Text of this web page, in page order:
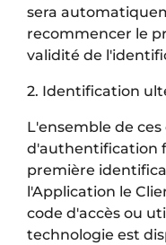
sera
recommencer le
validité de
2. Identification
L'ensemble de
d'authentification
première
l'Application le
code d'accès ou
technologie est